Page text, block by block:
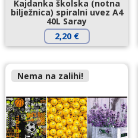
Kajdanka školska (notna
bilježnica) spiralni uvez A4
40L Saray
2,20 €
Nema na zalihi!